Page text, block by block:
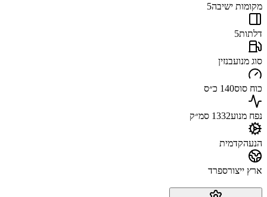
מקומות ישיבה5
דלתות5
סוג מנועבנזין
כוח סוס140 כ״ס
נפח מנוע1332 סמ״ק
הנעהקדמית
ארץ ייצורספרד